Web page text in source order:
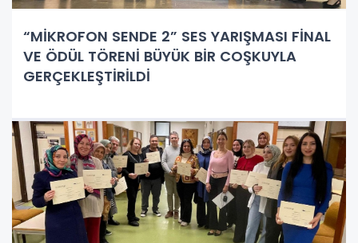
“MİKROFON SENDE 2” SES YARIŞMASI FİNAL
VE ÖDÜL TÖRENİ BÜYÜK BİR COŞKUYLA
GERÇEKLEŞTİRİLDİ